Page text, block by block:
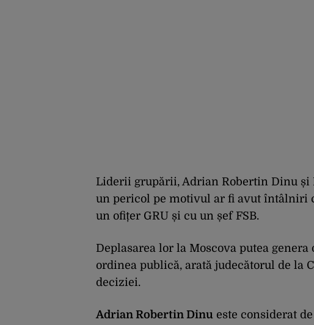
Liderii grupării, Adrian Robertin Dinu și
un pericol pe motivul ar fi avut întâlniri
un ofițer GRU și cu un șef FSB.
Deplasarea lor la Moscova putea
ordinea publică, arată judecătorul de la
deciziei.
Adrian Robertin Dinu este considerat